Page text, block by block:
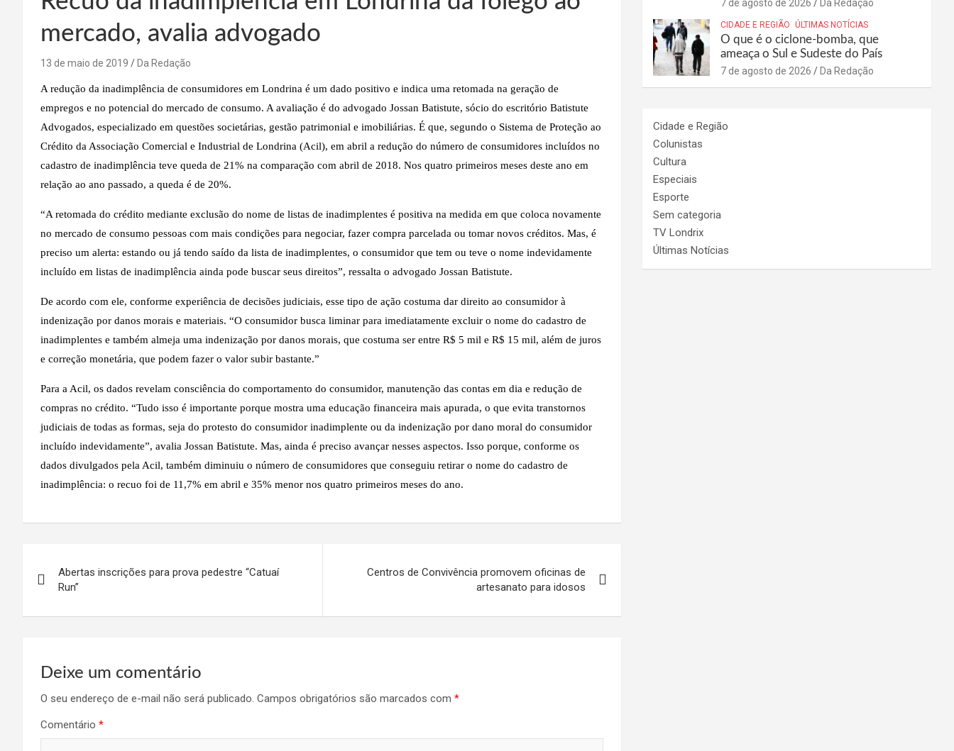
mercado, avalia advogado
13 de maio de 2019 Da Redação
A redução da inadimplência de consumidores em Londrina é um dado positivo e indica uma retomada na geração de
empregos e no potencial do mercado de consumo. A avaliação é do advogado Jossan Batistute, sócio do escritório Batistute
Advogados, especializado em questões societárias, gestão patrimonial e imobiliárias. É que, segundo o Sistema de Proteção ao
Crédito da Associação Comercial e Industrial de Londrina (Acil), em abril a redução do número de consumidores incluídos no
cadastro de inadimplência teve queda de 21% na comparação com abril de 2018. Nos quatro primeiros meses deste ano em
relação ao ano passado, a queda é de 20%.
“A retomada do crédito mediante exclusão do nome de listas de inadimplentes é positiva na medida em que coloca novamente
no mercado de consumo pessoas com mais condições para negociar, fazer compra parcelada ou tomar novos créditos. Mas, é
preciso um alerta: estando ou já tendo saído da lista de inadimplentes, o consumidor que tem ou teve o nome indevidamente
incluído em listas de inadimplência ainda pode buscar seus direitos”, ressalta o advogado Jossan Batistute.
De acordo com ele, conforme experiência de decisões judiciais, esse tipo de ação costuma dar direito ao consumidor à
indenização por danos morais e materiais. “O consumidor busca liminar para imediatamente excluir o nome do cadastro de
inadimplentes e também almeja uma indenização por danos morais, que costuma ser entre R$ 5 mil e R$ 15 mil, além de juros
e correção monetária, que podem fazer o valor subir bastante.”
Para a Acil, os dados revelam consciência do comportamento do consumidor, manutenção das contas em dia e redução de
compras no crédito. “Tudo isso é importante porque mostra uma educação financeira mais apurada, o que evita transtornos
judiciais de todas as formas, seja do protesto do consumidor inadimplente ou da indenização por dano moral do consumidor
incluído indevidamente”, avalia Jossan Batistute. Mas, ainda é preciso avançar nesses aspectos. Isso porque, conforme os
dados divulgados pela Acil, também diminuiu o número de consumidores que conseguiu retirar o nome do cadastro de
inadimplência: o recuo foi de 11,7% em abril e 35% menor nos quatro primeiros meses do ano.
de
Post
Abertas inscrições para prova pedestre “Catuaí
Run”
Centros de Convivência promovem oficinas de
artesanato para idosos
Deixe um comentário
O seu endereço de e-mail não será publicado. Campos obrigatórios são marcados com *
Comentário *
7 de agosto de 2026 Da Redação
CIDADE E REGIÃO ÚLTIMAS NOTÍCIAS
O que é o ciclone-bomba, que
ameaça o Sul e Sudeste do País
7 de agosto de 2026 Da Redação
Cidade e Região
Colunistas
Cultura
Especiais
Esporte
Sem categoria
TV Londrix
Últimas Notícias